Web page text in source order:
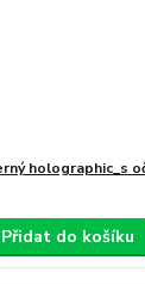
holographic_s
Přidat do košíku